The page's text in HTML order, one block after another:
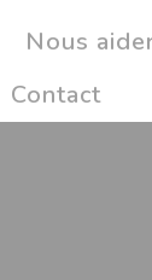
Nous
Contact